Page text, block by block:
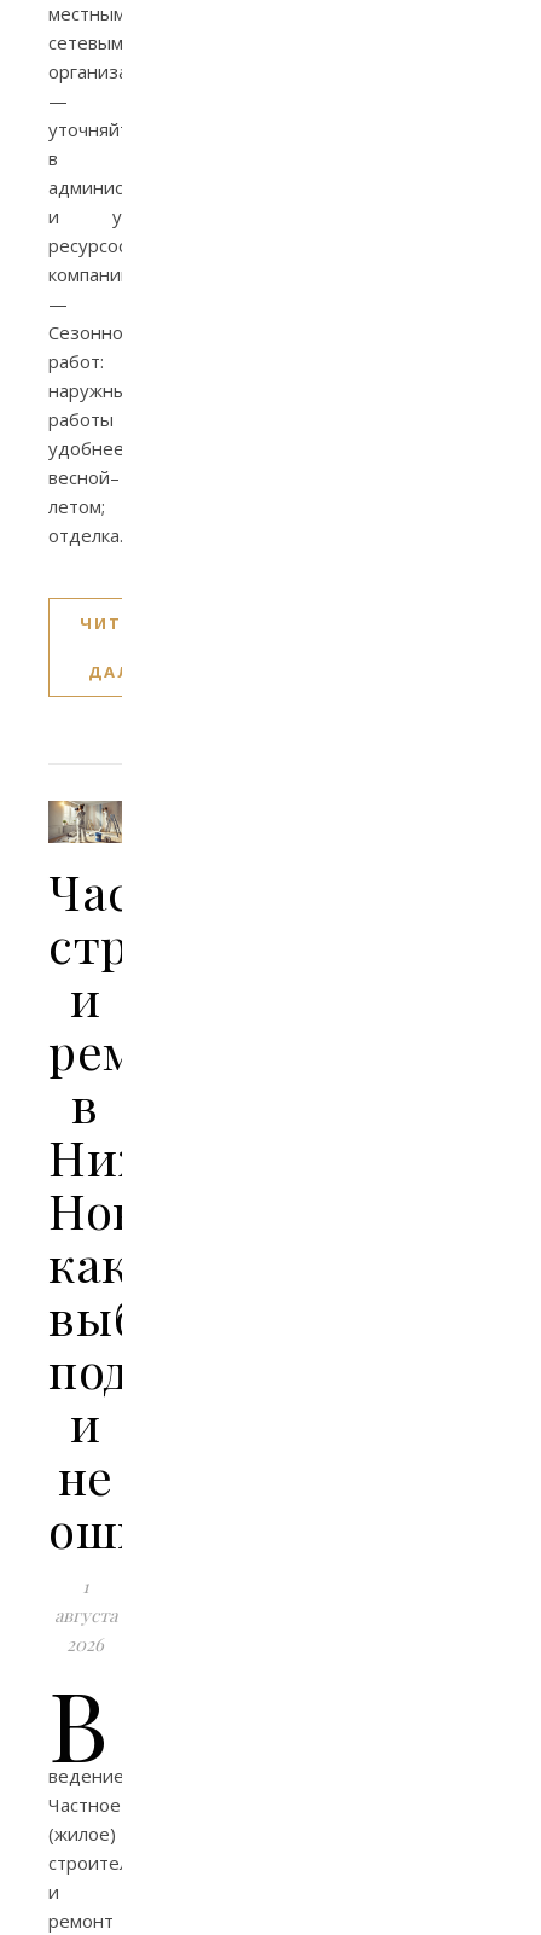
местными
сетевыми
организациями
—
уточняйте
в
администрации
и у
ресурсоснабжающих
компаний.
—
Сезонность
работ:
наружные
работы
удобнее
весной–
летом;
отделка…
ЧИТАТЬ
ДАЛЕЕ
Частное
строительство
и
ремонт
в
Нижнем
Новгороде:
как
выбрать
подрядчика
и
не
ошибиться
1
августа
2026
В
ведение
Частное
(жилое)
строительство
и
ремонт